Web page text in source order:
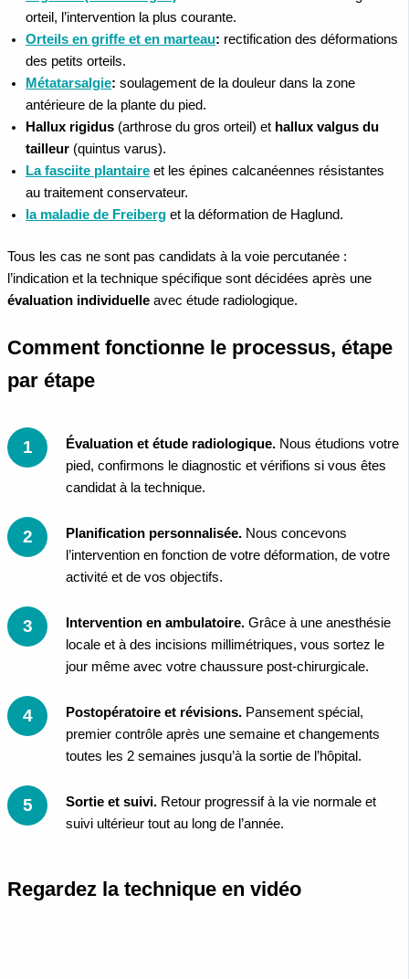
orteil, l’intervention la plus courante.
Orteils en griffe et en marteau: rectification des déformations
des petits orteils.
Métatarsalgie: soulagement de la douleur dans la zone
antérieure de la plante du pied.
Hallux rigidus (arthrose du gros orteil) et hallux valgus du
tailleur (quintus varus).
La fasciite plantaire et les épines calcanéennes résistantes
au traitement conservateur.
la maladie de Freiberg et la déformation de Haglund.
Tous les cas ne sont pas candidats à la voie percutanée :
l’indication et la technique spécifique sont décidées après une
évaluation individuelle avec étude radiologique.
Comment fonctionne le processus, étape
par étape
Évaluation et étude radiologique. Nous étudions votre
pied, confirmons le diagnostic et vérifions si vous êtes
candidat à la technique.
Planification personnalisée. Nous concevons
l’intervention en fonction de votre déformation, de votre
activité et de vos objectifs.
Intervention en ambulatoire. Grâce à une anesthésie
locale et à des incisions millimétriques, vous sortez le
jour même avec votre chaussure post-chirurgicale.
Postopératoire et révisions. Pansement spécial,
premier contrôle après une semaine et changements
toutes les 2 semaines jusqu’à la sortie de l’hôpital.
Sortie et suivi. Retour progressif à la vie normale et
suivi ultérieur tout au long de l’année.
Regardez la technique en vidéo